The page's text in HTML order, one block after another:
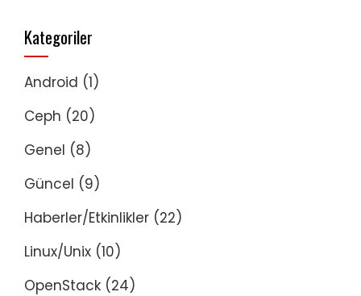
Kategoriler
Android (1)
Ceph (20)
Genel (8)
Güncel (9)
Haberler/Etkinlikler (22)
Linux/Unix (10)
OpenStack (24)